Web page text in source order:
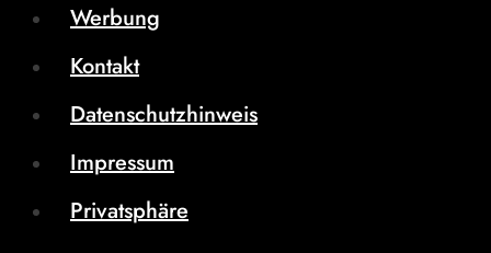
Werbung
Kontakt
Datenschutzhinweis
Impressum
Privatsphäre